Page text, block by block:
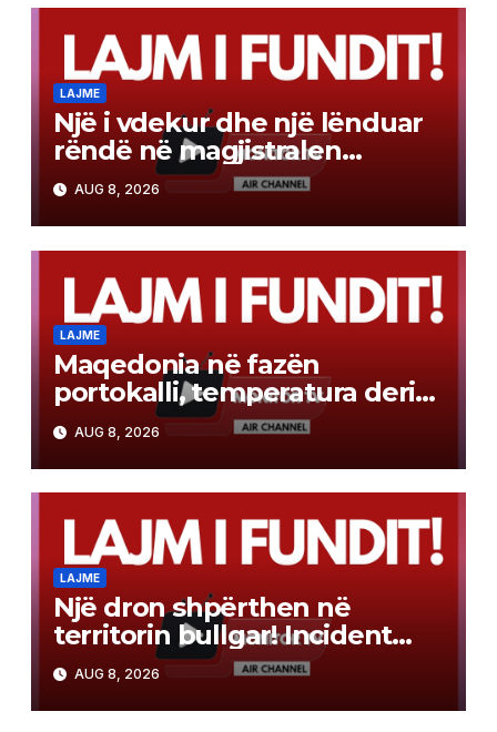
LAJME
Një i vdekur dhe një lënduar
rëndë në magjistralen
Gostivar-Kërçovë
AUG 8, 2026
LAJME
Maqedonia në fazën
portokalli, temperatura deri
në 40°C, ISHP me
rekomandime për mbrojtje
shëndetësore
AUG 8, 2026
LAJME
Një dron shpërthen në
territorin bullgar! Incident
pranë gazsjellësit trans-
ballkanik, autoritetet hetojnë
AUG 8, 2026